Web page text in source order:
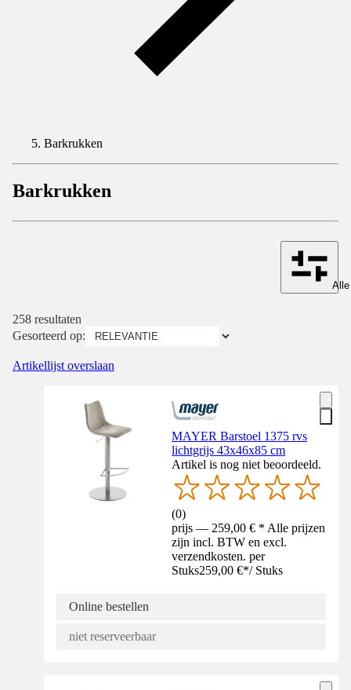
Barkrukken
Barkrukken
258 resultaten
Gesorteerd op:
Artikellijst overslaan
MAYER Barstoel 1375 rvs
lichtgrijs 43x46x85 cm
Artikel is nog niet beoordeeld.
(0)
prijs — 259,00 € * Alle prijzen
zijn incl. BTW en excl.
verzendkosten. per
Stuks259,00 €*/ Stuks
Online bestellen
niet reserveerbaar